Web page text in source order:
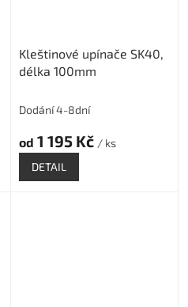
Kleštinové upínače SK40,
délka 100mm
Dodání 4-8dní
od 1 195 Kč / ks
DETAIL